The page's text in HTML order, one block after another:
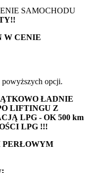
SAMOCHODU
W CENIE
opcji.
ŁADNIE
LIFTINGU Z
LPG - OK 500 km
LPG !!!